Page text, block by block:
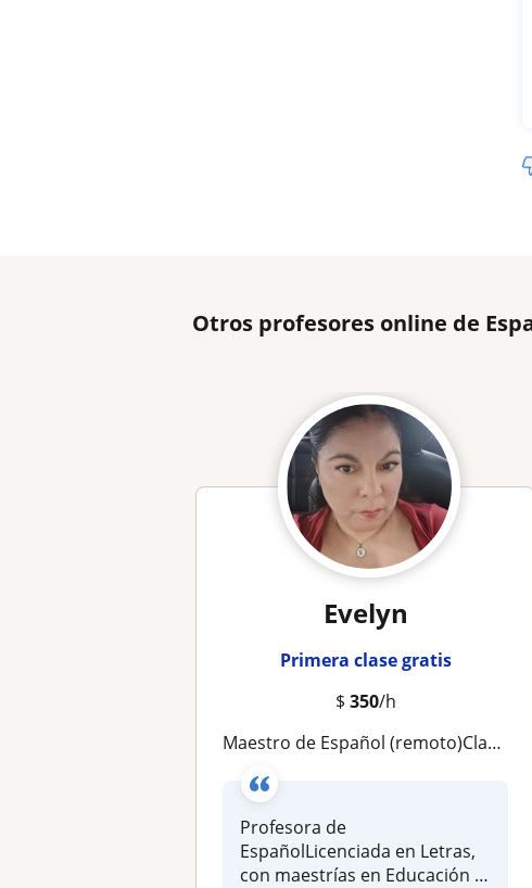
Otros profesores online de
Evelyn
Primera clase gratis
$ 350/h
Maestro de Español (remoto)Clases y seguimiento a estudiantes vía remota
Profesora de
EspañolLicenciada en Letras,
con maestrías en Educación y